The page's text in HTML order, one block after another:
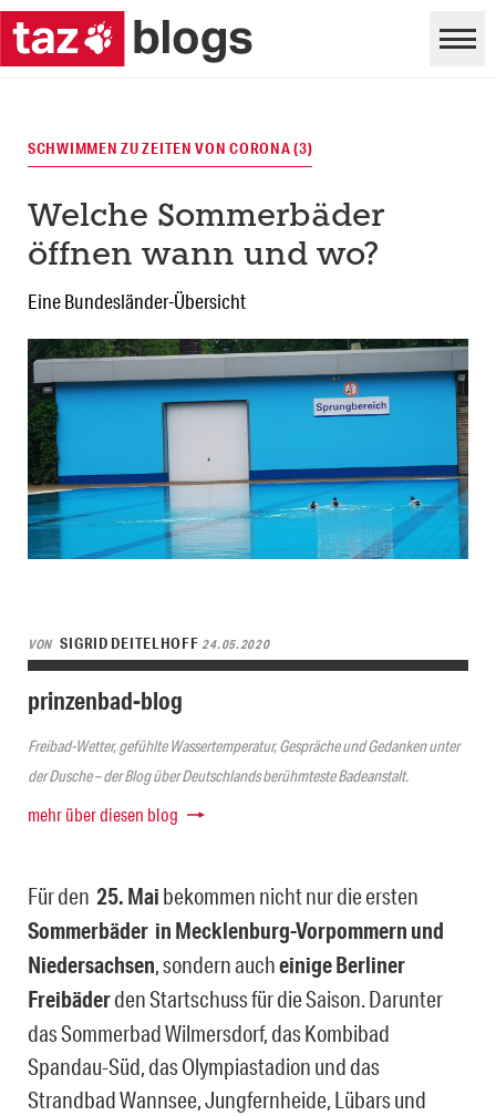
SCHWIMMEN ZU ZEITEN VON CORONA (3)
Welche Sommerbäder
öffnen wann und wo?
Eine Bundesländer-Übersicht
VON SIGRID DEITELHOFF24.05.2020
prinzenbad-blog
Freibad-Wetter, gefühlte Wassertemperatur, Gespräche und Gedanken unter
der Dusche – der Blog über Deutschlands berühmteste Badeanstalt.
mehr über diesen blog
Für den 25. Mai bekommen nicht nur die ersten
Sommerbäder in Mecklenburg-Vorpommern und
Niedersachsen, sondern aucheinige Berliner
Freibäderden Startschuss für die Saison. Darunter
das Sommerbad Wilmersdorf, das Kombibad
Spandau-Süd, das Olympiastadion und das
Strandbad Wannsee, Jungfernheide, Lübars und